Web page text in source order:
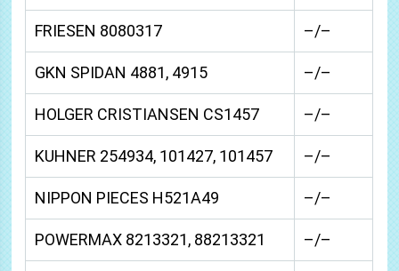
FRIESEN 8080317 –/–
GKN SPIDAN 4881, 4915 –/–
HOLGER CRISTIANSEN CS1457 –/–
KUHNER 254934, 101427, 101457 –/–
NIPPON PIECES H521A49 –/–
POWERMAX 8213321, 88213321 –/–